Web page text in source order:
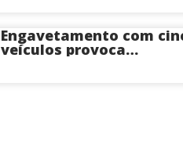
corrigir e educar”; veja
vídeo
Engavetamento com
veículos provoca